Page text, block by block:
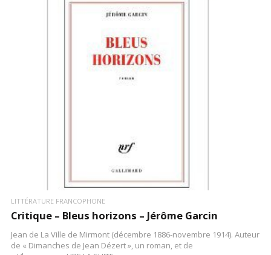
LIRE LA SUITE
LITTÉRATURE FRANCOPHONE
Critique – Bleus horizons – Jérôme Garcin
Jean de La Ville de Mirmont (décembre 1886-novembre 1914). Auteur
de « Dimanches de Jean Dézert », un roman, et de